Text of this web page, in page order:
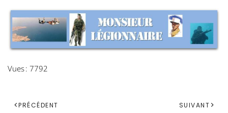
Vues : 7792
PRÉCÉDENT SUIVANT